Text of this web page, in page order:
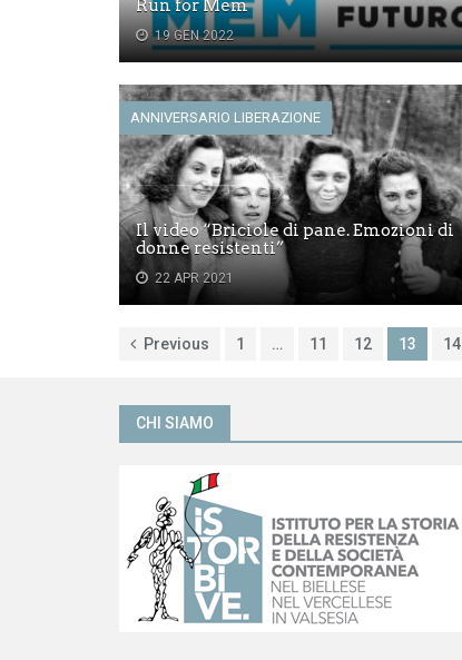
Run for Mem
19 GEN 2022
ANNIVERSARIO LIBERAZIONE
Il video “Briciole di pane. Emozioni di
donne resistenti”
22 APR 2021
Previous 1 … 11 12 13 14
CHI SIAMO